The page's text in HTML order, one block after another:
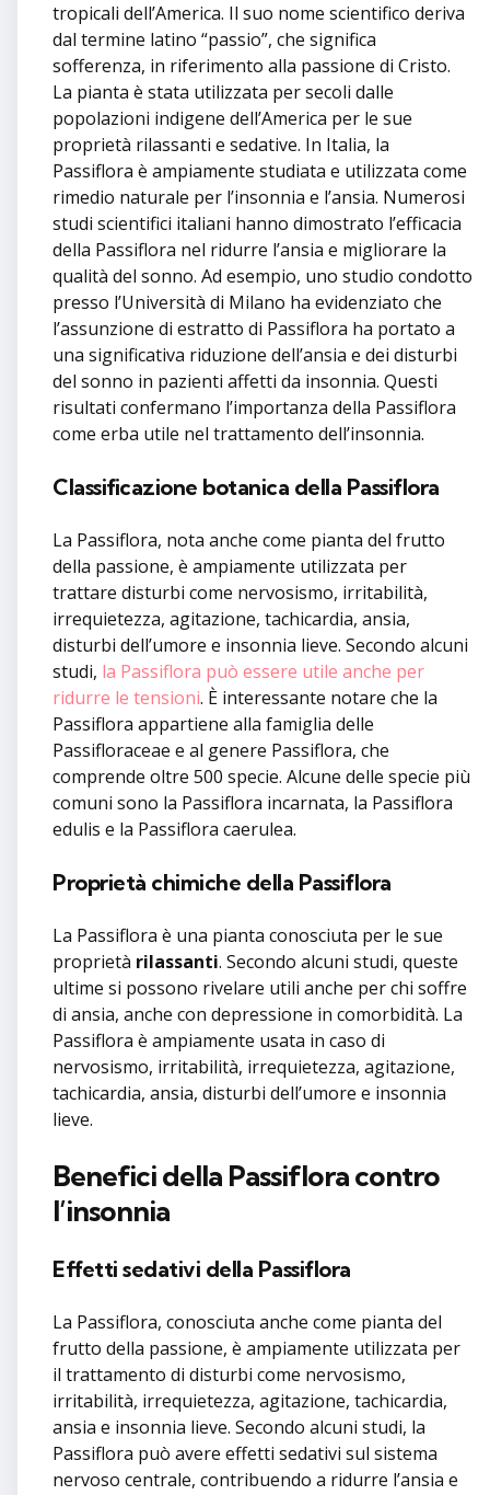
tropicali dell’America. Il suo nome scientifico deriva
dal termine latino “passio”, che significa
sofferenza, in riferimento alla passione di Cristo.
La pianta è stata utilizzata per secoli dalle
popolazioni indigene dell’America per le sue
proprietà rilassanti e sedative. In Italia, la
Passiflora è ampiamente studiata e utilizzata come
rimedio naturale per l’insonnia e l’ansia. Numerosi
studi scientifici italiani hanno dimostrato l’efficacia
della Passiflora nel ridurre l’ansia e migliorare la
qualità del sonno. Ad esempio, uno studio condotto
presso l’Università di Milano ha evidenziato che
l’assunzione di estratto di Passiflora ha portato a
una significativa riduzione dell’ansia e dei disturbi
del sonno in pazienti affetti da insonnia. Questi
risultati confermano l’importanza della Passiflora
come erba utile nel trattamento dell’insonnia.
Classificazione botanica della Passiflora
La Passiflora, nota anche come pianta del frutto
della passione, è ampiamente utilizzata per
trattare disturbi come nervosismo, irritabilità,
irrequietezza, agitazione, tachicardia, ansia,
disturbi dell’umore e insonnia lieve. Secondo alcuni
studi, la Passiflora può essere utile anche per
ridurre le tensioni. È interessante notare che la
Passiflora appartiene alla famiglia delle
Passifloraceae e al genere Passiflora, che
comprende oltre 500 specie. Alcune delle specie più
comuni sono la Passiflora incarnata, la Passiflora
edulis e la Passiflora caerulea.
Proprietà chimiche della Passiflora
La Passiflora è una pianta conosciuta per le sue
proprietà rilassanti. Secondo alcuni studi, queste
ultime si possono rivelare utili anche per chi soffre
di ansia, anche con depressione in comorbidità. La
Passiflora è ampiamente usata in caso di
nervosismo, irritabilità, irrequietezza, agitazione,
tachicardia, ansia, disturbi dell’umore e insonnia
lieve.
Benefici della Passiflora contro
l’insonnia
Effetti sedativi della Passiflora
La Passiflora, conosciuta anche come pianta del
frutto della passione, è ampiamente utilizzata per
il trattamento di disturbi come nervosismo,
irritabilità, irrequietezza, agitazione, tachicardia,
ansia e insonnia lieve. Secondo alcuni studi, la
Passiflora può avere effetti sedativi sul sistema
nervoso centrale, contribuendo a ridurre l’ansia e